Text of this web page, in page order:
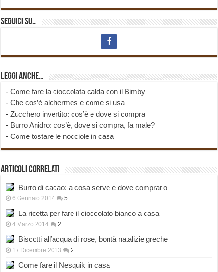
Seguici su…
Leggi anche…
-Come fare la cioccolata calda con il Bimby
-Che cos’è alchermes e come si usa
-Zucchero invertito: cos’è e dove si compra
- Burro Anidro: cos’è, dove si compra, fa male?
-Come tostare le nocciole in casa
Articoli correlati
Burro di cacao: a cosa serve e dove comprarlo
6 Gennaio 2014 5
La ricetta per fare il cioccolato bianco a casa
4 Marzo 2014 2
Biscotti all’acqua di rose, bontà natalizie greche
17 Dicembre 2013 2
Come fare il Nesquik in casa